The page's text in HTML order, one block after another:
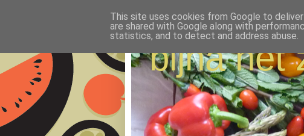
bijna net
This site uses cookies from Google to
are shared with Google along with
statistics, and to detect and address abuse.